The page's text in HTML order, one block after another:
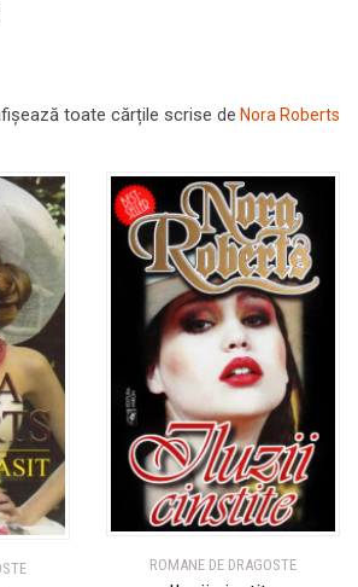
toate cărțile scrise de Nora Roberts
ROMANE DE DRAGOSTE